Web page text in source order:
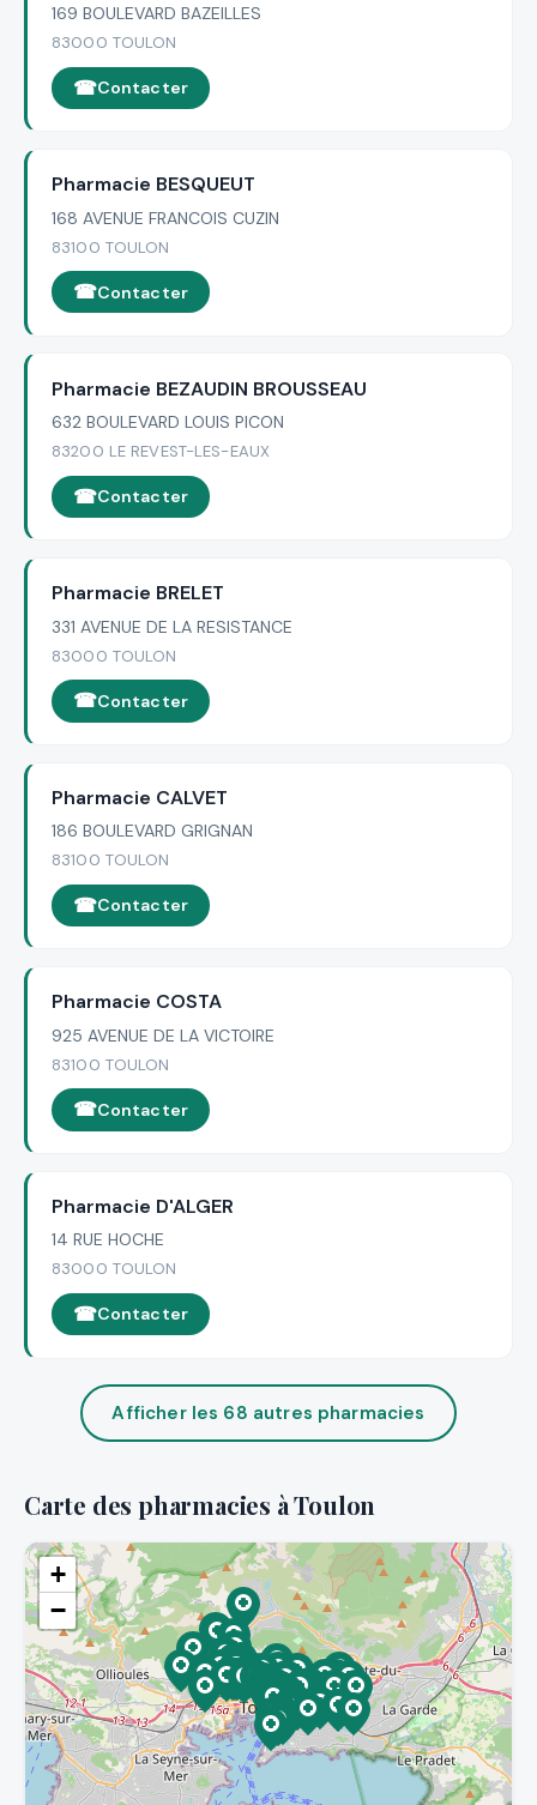
169 BOULEVARD BAZEILLES
83000 TOULON
Contacter
Pharmacie BESQUEUT
168 AVENUE FRANCOIS CUZIN
83100 TOULON
Contacter
Pharmacie BEZAUDIN BROUSSEAU
632 BOULEVARD LOUIS PICON
83200 LE REVEST-LES-EAUX
Contacter
Pharmacie BRELET
331 AVENUE DE LA RESISTANCE
83000 TOULON
Contacter
Pharmacie CALVET
186 BOULEVARD GRIGNAN
83100 TOULON
Contacter
Pharmacie COSTA
925 AVENUE DE LA VICTOIRE
83100 TOULON
Contacter
Pharmacie D'ALGER
14 RUE HOCHE
83000 TOULON
Contacter
Afficher les 68 autres pharmacies
Carte des pharmacies à Toulon
+
−